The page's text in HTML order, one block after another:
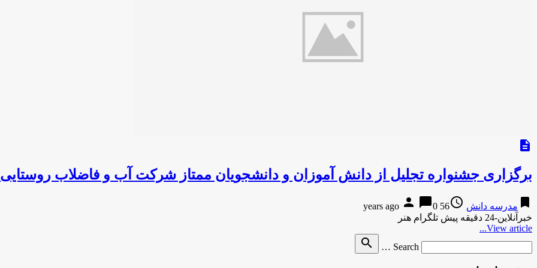
description
برگزاری جشنواره تجلیل از دانش آموزان و دانشجویان ممتاز شرکت آب و فاضلاب
bookmark مدرسه دانش access_time
56 years ago
person chat_bubble0
خبرآنلاین-24 دقیقه پیش تلگرام هنر
View article...
Search …
search